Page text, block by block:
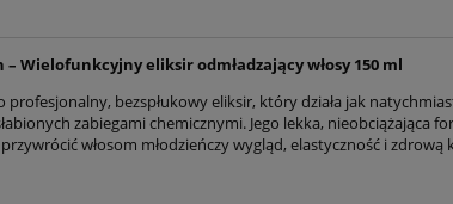
Wielofunkcyjny eliksir odmładzający włosy 150 ml
profesjonalny, bezspłukowy eliksir, który działa jak
zabiegami chemicznymi. Jego lekka, nieobciążająca
włosom młodzieńczy wygląd, elastyczność i zdrową